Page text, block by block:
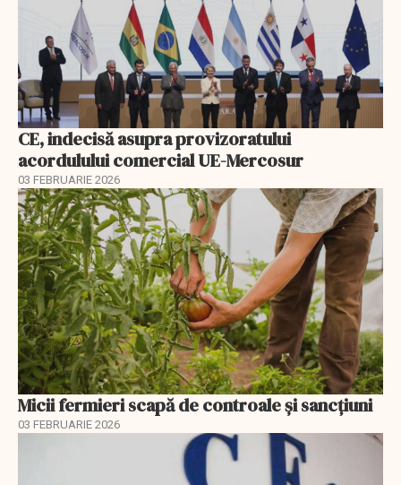
CE, indecisă asupra provizoratului
acordulului comercial UE-Mercosur
03 FEBRUARIE 2026
Micii fermieri scapă de controale și sancțiuni
03 FEBRUARIE 2026